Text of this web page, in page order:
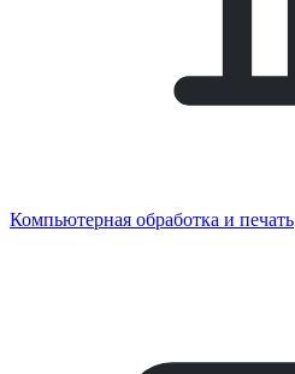
Компьютерная обработка и печать